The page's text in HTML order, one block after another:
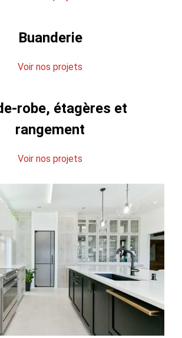
Buanderie
Voir nos projets
robe, étagères et
rangement
Voir nos projets